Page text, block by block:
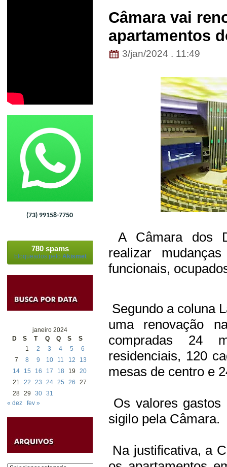
(73) 99158-7750
780 spams
bloqueados pelo Akismet
janeiro 2024
D
S T Q Q S
S
1
2 3 4 5
6
7
8 9 10 11 12
13
14
15 16 17 18 19
20
21
22 23 24 25 26
27
28 29 30 31
« dez
fev »
Câmara vai
apartamentos
3/jan/2024 . 11:49
A Câmara dos
realizar
funcionais,
Segundo a coluna
uma renovação
compradas 24
residenciais, 120
mesas de centro e
Os valores
sigilo pela Câmara.
Na justificativa, a